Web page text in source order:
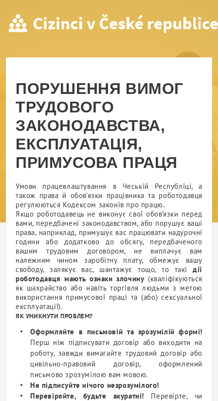
ПОРУШЕННЯ ВИМОГ
ПОРУШЕННЯ ВИМОГ
ТРУДОВОГО
ЗАКОНОДАВСТВА,
ЕКСПЛУАТАЦІЯ,
ПРИМУСОВА ПРАЦЯ
Умови працевлаштування в Чеській Республіці, а
також права й обов’язки працівника та роботодавця
регулюються Кодексом законів про працю.
Якщо роботодавецьне виконує свої обов’язки перед
вами, передбачені законодавством, або порушує ваші
права, наприклад, примушує вас працювати надурочні
години або додатково до обсягу, передбаченого
вашимтрудовим договором, не виплачує вам
належним чиномзаробітну плату, обмежує вашу
свободу, залякує вас, шантажує тощо, то такідії
роботодавця мають ознаки злочину(кваліфікуються
як шахрайство або навіть торгівля людьми з метою
використання примусової праці та (або) сексуальної
експлуатації).
ЯК УНИКНУТИ ПРОБЛЕМ?
Оформляйте в письмовій та зрозумілій формі!
Перш ніж підписувати договір або виходити на
роботу, завжди вимагайте трудовий договір або
цивільно-правовий договір, оформлений
письмово зрозумілою вам мовою.
Не підписуйте нічого незрозумілого!
Перевіряйте, будьте акуратні! Перевірте, чи